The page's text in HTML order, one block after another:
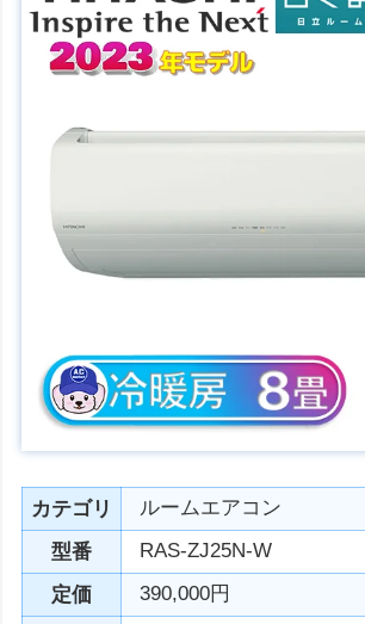
カテゴリ
ルームエアコン
型番
RAS-ZJ25N-W
定価
390,000円